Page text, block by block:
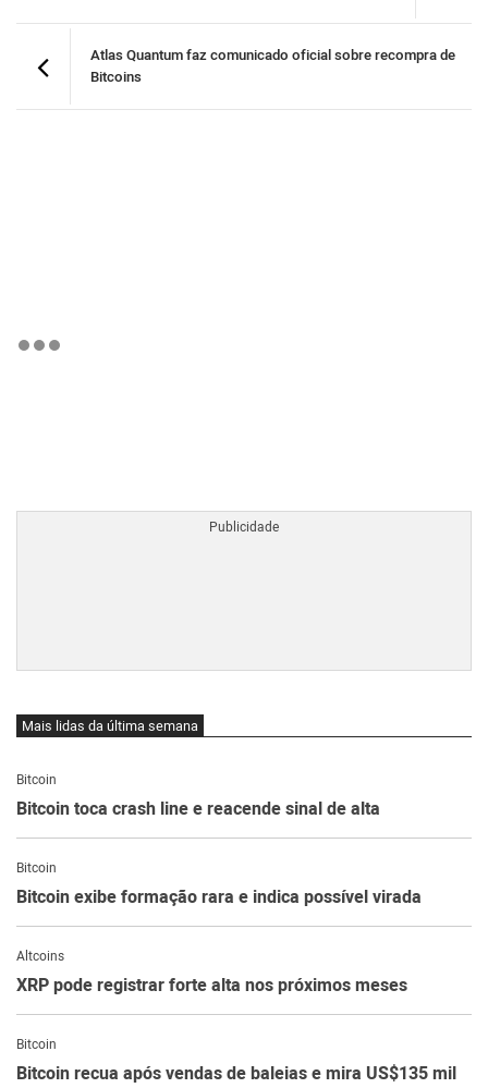
Atlas Quantum faz comunicado oficial sobre recompra de
Bitcoins
Mais lidas da última semana
Bitcoin
Bitcoin toca crash line e reacende sinal de alta
Bitcoin
Bitcoin exibe formação rara e indica possível virada
Altcoins
XRP pode registrar forte alta nos próximos meses
Bitcoin
Bitcoin recua após vendas de baleias e mira US$135 mil